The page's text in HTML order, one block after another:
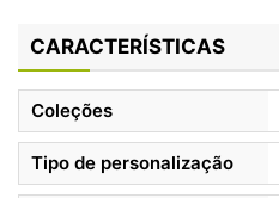
CARACTERÍSTICAS
Coleções
Tipo de personalização